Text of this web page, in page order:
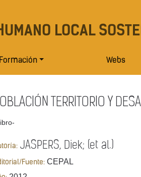
LOCAL
Formación Webs
TERRITORIO Y
JASPERS, Diek; (et al.)
Fuente: CEPAL